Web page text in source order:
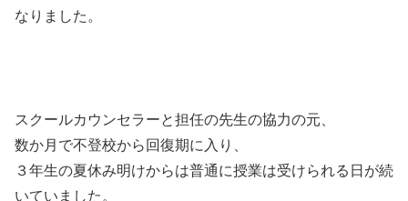
なりました。
スクールカウンセラーと担任の先生の協力の元、
数か月で不登校から回復期に入り、
３年生の夏休み明けからは普通に授業は受けられる日が続
いていました。